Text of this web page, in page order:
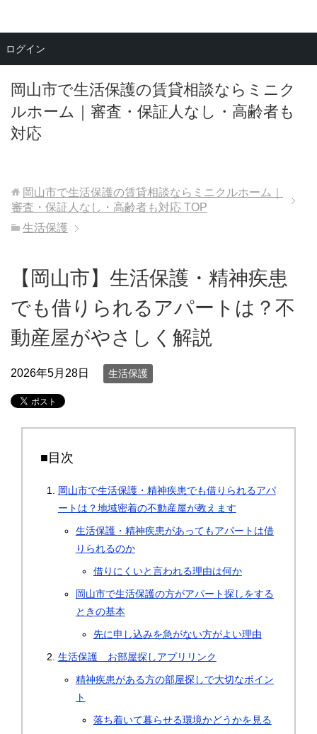
岡山市で生活保護の賃貸相談ならミニク
ルホーム｜審査・保証人なし・高齢者も
対応
メニュー
岡山市で生活保護の賃貸相談ならミニクルホーム｜
審査・保証人なし・高齢者も対応 TOP
生活保護
【岡山市】生活保護・精神疾患
でも借りられるアパートは？不
動産屋がやさしく解説
2026年5月28日 生活保護
■目次
岡山市で生活保護・精神疾患でも借りられるアパ
ートは？地域密着の不動産屋が教えます
生活保護・精神疾患があってもアパートは借
りられるのか
借りにくいと言われる理由は何か
岡山市で生活保護の方がアパート探しをする
ときの基本
先に申し込みを急がない方がよい理由
生活保護 お部屋探しアプリリンク
精神疾患がある方の部屋探しで大切なポイン
ト
落ち着いて暮らせる環境かどうかを見る
ログイン